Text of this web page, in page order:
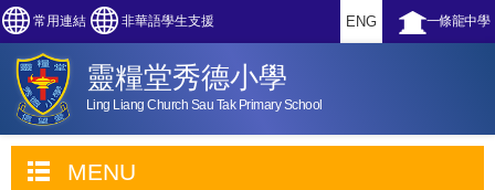
常用連結 非華語學生支援 一條龍中學
ENG
靈糧堂秀德小學
Ling Liang Church Sau Tak Primary School
MENU